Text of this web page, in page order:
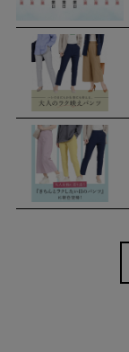
やわらかス
新しいデニムは穿
せんか？
このデニムは柔ら
る時から穿き心地
日中ストレスフリ